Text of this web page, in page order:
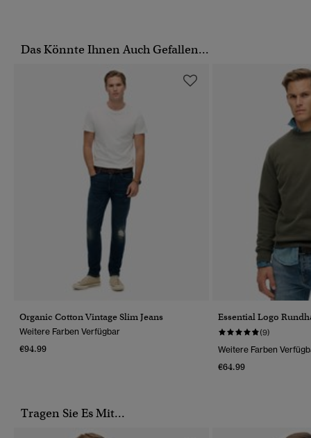
Das Könnte Ihnen Auch Gefallen...
Organic Cotton Vintage Slim Jeans
Weitere Farben Verfügbar
€94.99
Essential Logo
(9)
Weitere Farben
€64.99
Tragen Sie Es Mit...